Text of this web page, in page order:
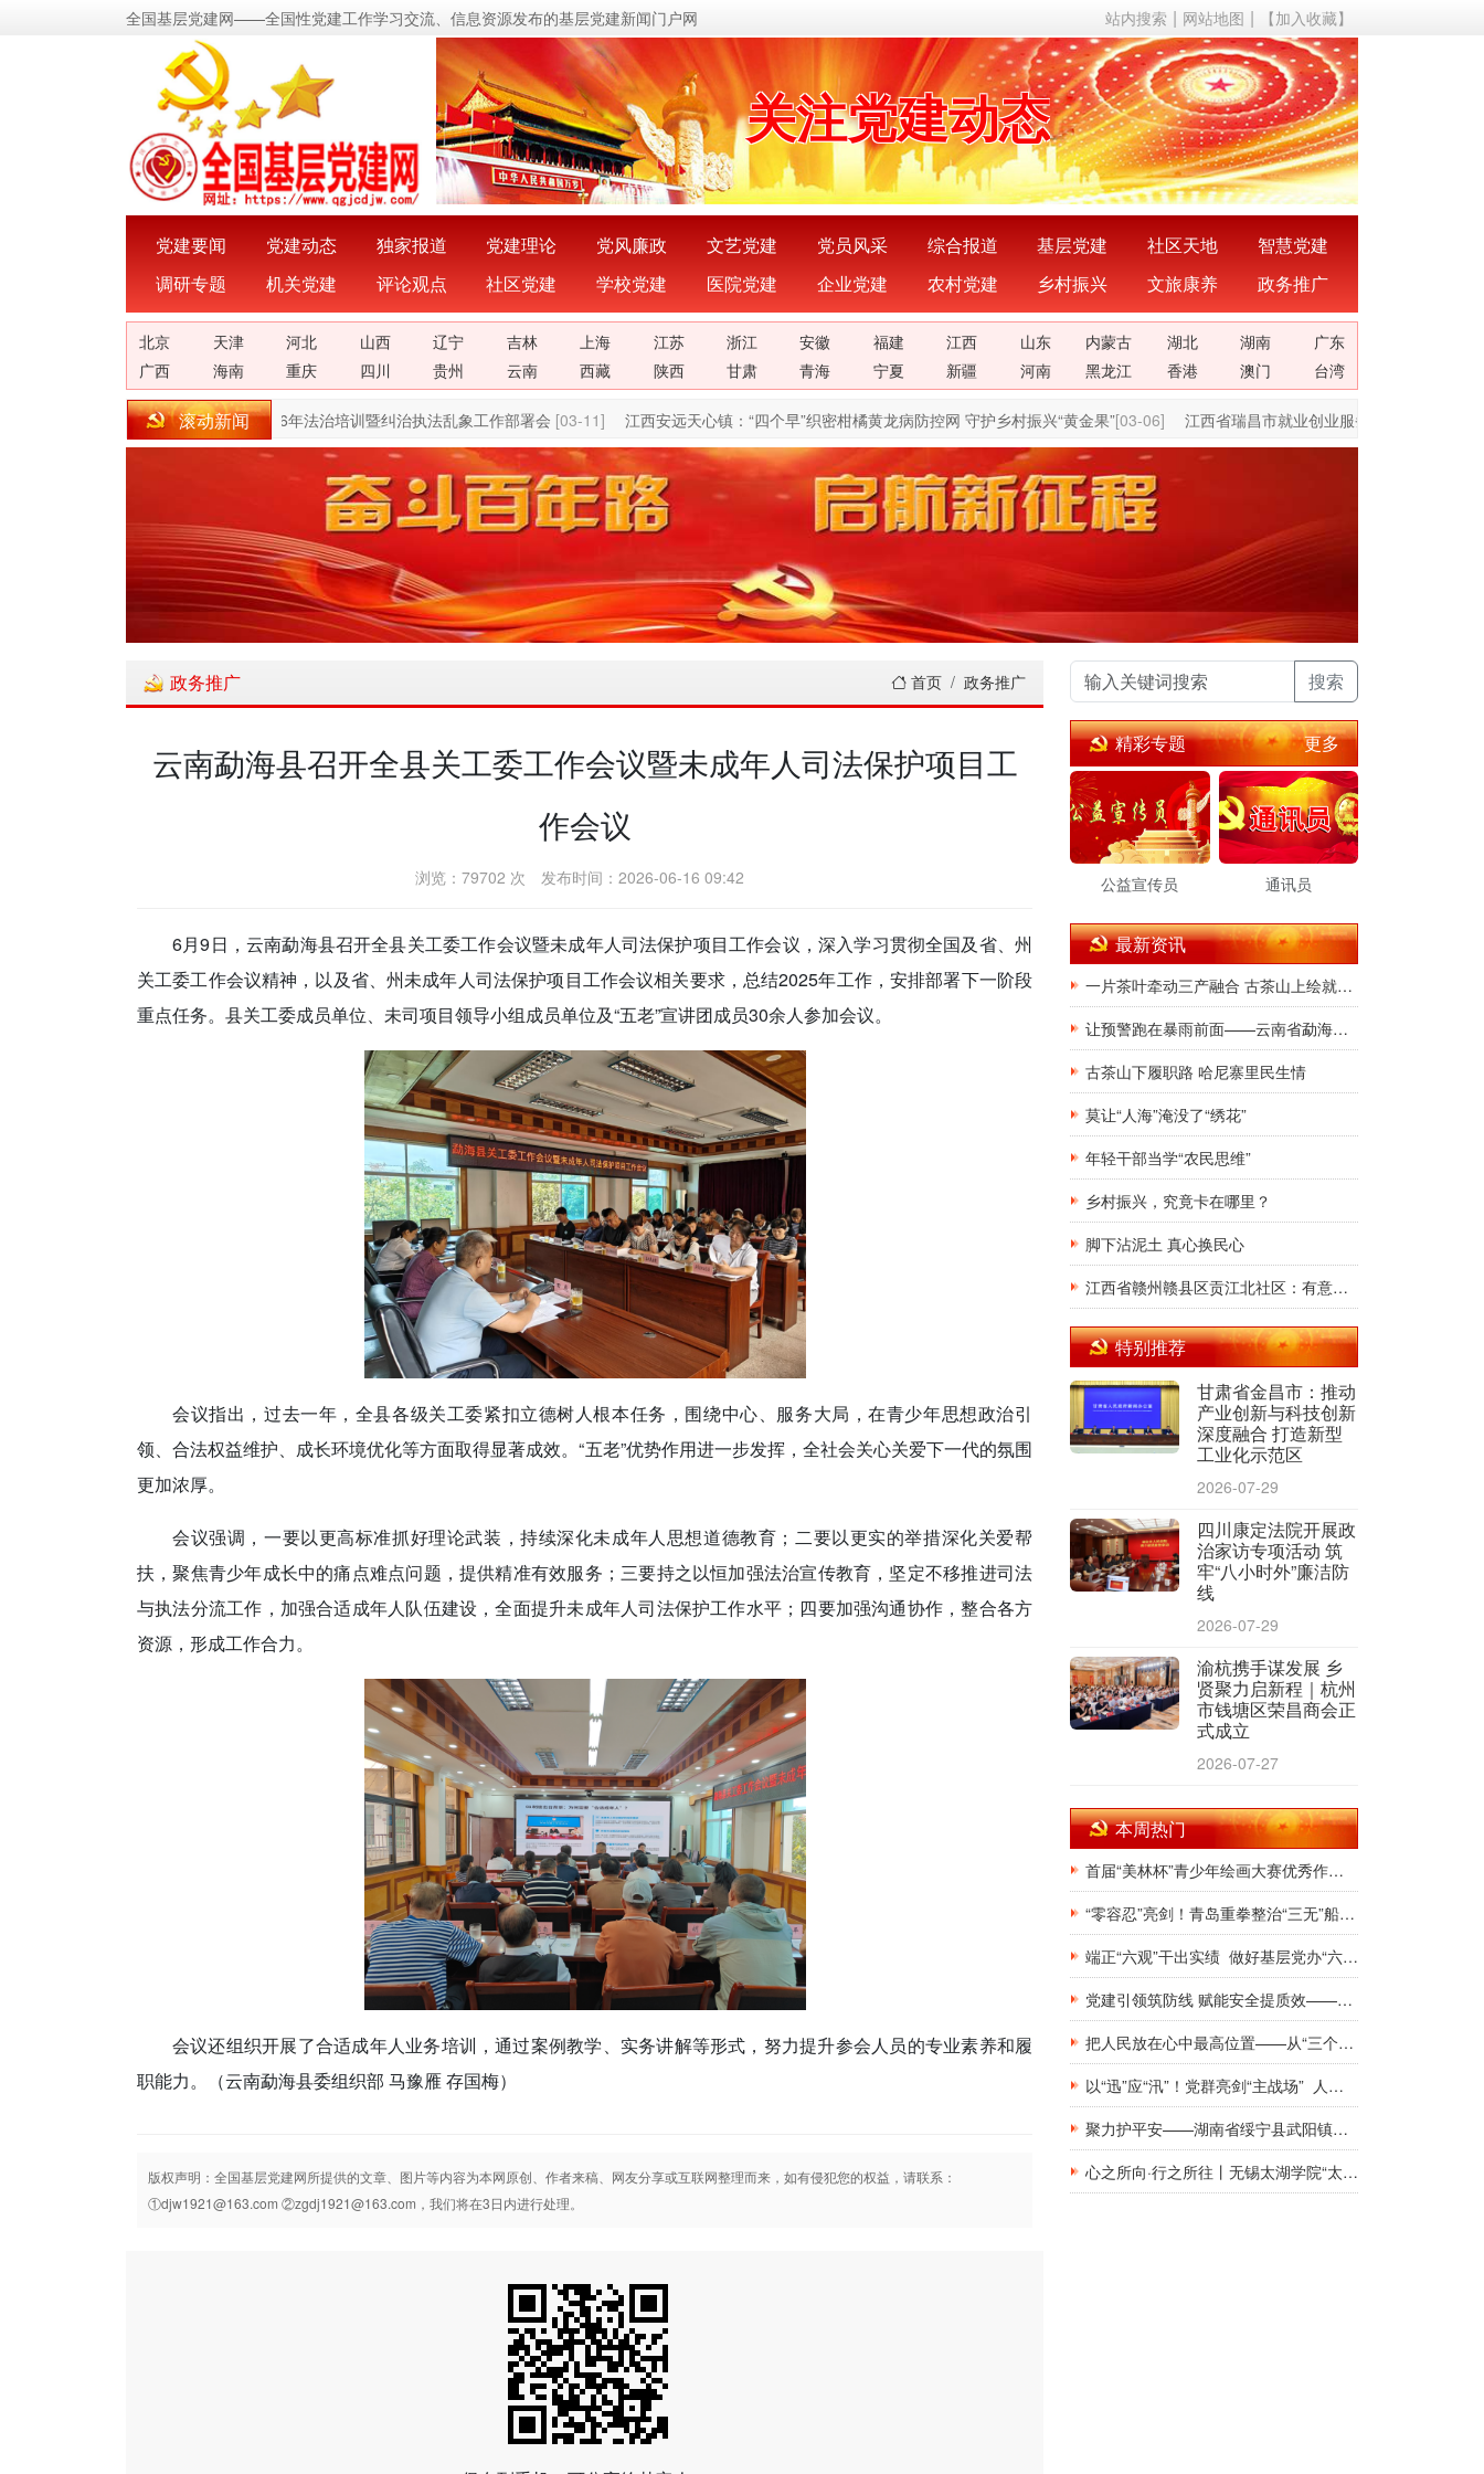
全国基层党建网——全国性党建工作学习交流、信息资源发布的基层党建新闻门户网 站内搜索 网站地图 【加入收藏】
传递党的声音
关注党建动态
展示党建成果
宣传党建成就
传播党建理论
密切党群关系
传递党的声音
党建要闻 党建动态 独家报道 党建理论 党风廉政 文艺党建 党员风采 综合报道 基层党建 社区天地
智慧党建
调研专题
机关党建 评论观点 社区党建 学校党建 医院党建 企业党建 农村党建 乡村振兴 文旅康养 政务推广
北京 天津 河北 山西 辽宁 吉林 上海 江苏 浙江 安徽 福建 江西 山东 内蒙古 湖北 湖南
广东
广西
海南 重庆 四川 贵州 云南 西藏 陕西 甘肃 青海 宁夏 新疆 河南 黑龙江 香港 澳门 台湾
滚动新闻
州市达川区综合行政执法局召开2026年法治培训暨纠治执法乱象工作部署会[03-11] 江西安远天心镇：“四个早”织密柑橘黄龙病防控网 守护乡村振兴“黄金果”[03-06] 江西省瑞昌市就业创业服务中心：总结过往
政务推广 首页 政务推广
云南勐海县召开全县关工委工作会议暨未成年人司法保护项目工
作会议
浏览：79702 次 发布时间：2026-06-16 09:42
6月9日，云南勐海县召开全县关工委工作会议暨未成年人司法保护项目工作会议，深入学习贯彻全国及省、州
关工委工作会议精神，以及省、州未成年人司法保护项目工作会议相关要求，总结2025年工作，安排部署下一阶段
重点任务。县关工委成员单位、未司项目领导小组成员单位及“五老”宣讲团成员30余人参加会议。
会议指出，过去一年，全县各级关工委紧扣立德树人根本任务，围绕中心、服务大局，在青少年思想政治引
领、合法权益维护、成长环境优化等方面取得显著成效。“五老”优势作用进一步发挥，全社会关心关爱下一代的氛围
更加浓厚。
会议强调，一要以更高标准抓好理论武装，持续深化未成年人思想道德教育；二要以更实的举措深化关爱帮
扶，聚焦青少年成长中的痛点难点问题，提供精准有效服务；三要持之以恒加强法治宣传教育，坚定不移推进司法
与执法分流工作，加强合适成年人队伍建设，全面提升未成年人司法保护工作水平；四要加强沟通协作，整合各方
资源，形成工作合力。
会议还组织开展了合适成年人业务培训，通过案例教学、实务讲解等形式，努力提升参会人员的专业素养和履
职能力。
（云南勐海县委组织部 马豫雁 存国梅）
版权声明：全国基层党建网所提供的文章、图片等内容为本网原创、作者来稿、网友分享或互联网整理而来，如有侵犯您的权益，请联系：
①djw1921@163.com ②zgdj1921@163.com，我们将在3日内进行处理。
搜索
精彩专题 更多
公益宣传员 通讯员
最新资讯
一片茶叶牵动三产融合 古茶山上绘就共富新景
让预警跑在暴雨前面——云南省勐海县格朗和乡防汛减灾工作纪实
古茶山下履职路 哈尼寨里民生情
莫让“人海”淹没了“绣花”
年轻干部当学“农民思维”
乡村振兴，究竟卡在哪里？
脚下沾泥土 真心换民心
江西省赣州赣县区贡江北社区：有意见“码”上提高效化解民生难题
特别推荐
甘肃省金昌市：推动
产业创新与科技创新
深度融合 打造新型
工业化示范区
2026-07-29
四川康定法院开展政
治家访专项活动 筑
牢“八小时外”廉洁防
线
2026-07-29
渝杭携手谋发展 乡
贤聚力启新程｜杭州
市钱塘区荣昌商会正
式成立
2026-07-27
本周热门
首届“美林杯”青少年绘画大赛优秀作品展在银川韩美林艺术馆隆重开幕
“零容忍”亮剑！青岛重拳整治“三无”船舶，斩断非法捕捞源头链条
端正“六观”干出实绩 做好基层党办“六有”干部
党建引领筑防线 赋能安全提质效——新钢集团工地工棚区域安全管理创新实践研究
把人民放在心中最高位置——从“三个坚持”领悟基层党建工作的为民初心
以“迅”应“汛”！党群亮剑“主战场” 人民至上“践初心”
聚力护平安——湖南省绥宁县武阳镇与消防救援队伍共庆建军佳节
心之所向·行之所往丨无锡太湖学院“太湖青年支教团”：三赴册亨，十年之约再启盛夏